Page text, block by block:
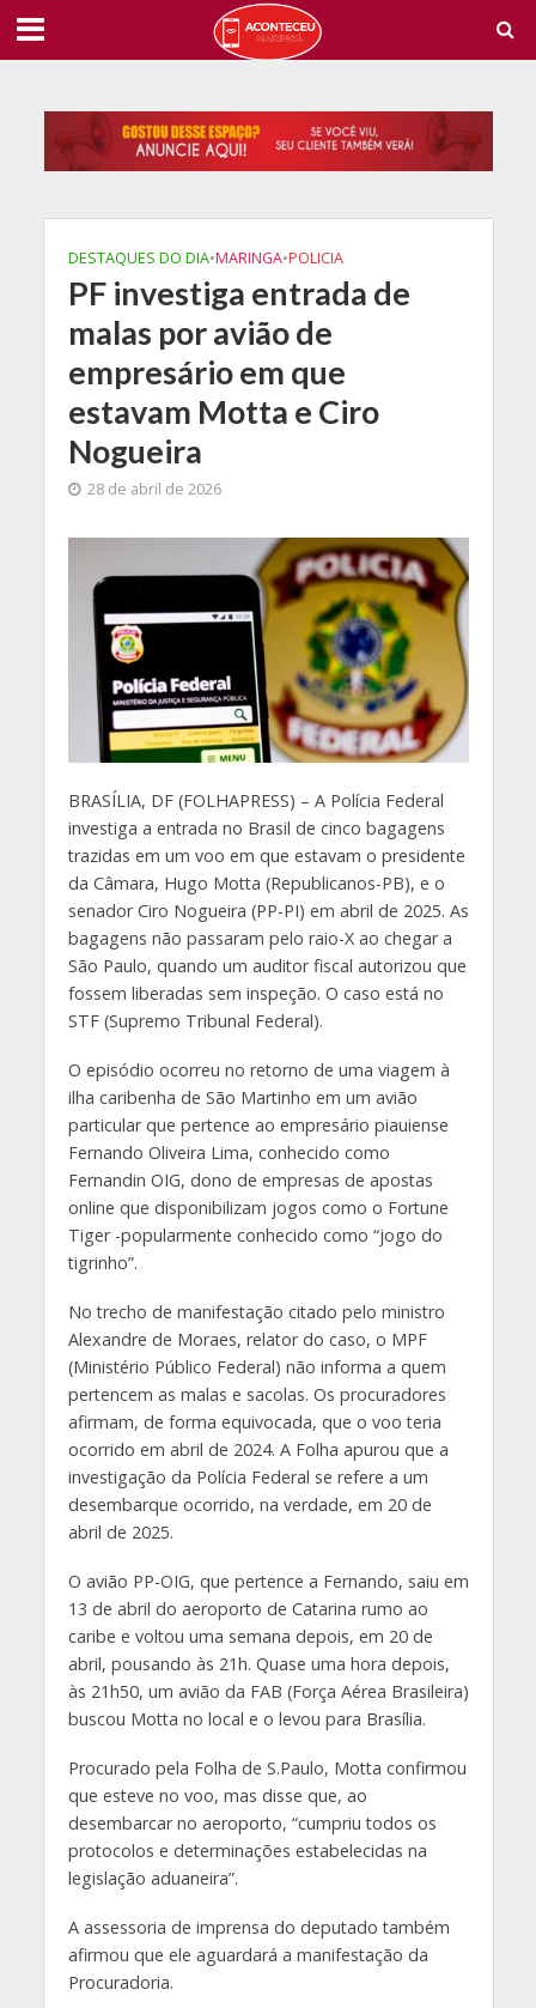
DESTAQUES DO DIA•MARINGA•POLICIA
PF investiga entrada de
malas por avião de
empresário em que
estavam Motta e Ciro
Nogueira
28 de abril de 2026
BRASÍLIA, DF (FOLHAPRESS) – A Polícia Federal
investiga a entrada no Brasil de cinco bagagens
trazidas em um voo em que estavam o presidente
da Câmara, Hugo Motta (Republicanos-PB), e o
senador Ciro Nogueira (PP-PI) em abril de 2025. As
bagagens não passaram pelo raio-X ao chegar a
São Paulo, quando um auditor fiscal autorizou que
fossem liberadas sem inspeção. O caso está no
STF (Supremo Tribunal Federal).
O episódio ocorreu no retorno de uma viagem à
ilha caribenha de São Martinho em um avião
particular que pertence ao empresário piauiense
Fernando Oliveira Lima, conhecido como
Fernandin OIG, dono de empresas de apostas
online que disponibilizam jogos como o Fortune
Tiger -popularmente conhecido como “jogo do
tigrinho”.
No trecho de manifestação citado pelo ministro
Alexandre de Moraes, relator do caso, o MPF
(Ministério Público Federal) não informa a quem
pertencem as malas e sacolas. Os procuradores
afirmam, de forma equivocada, que o voo teria
ocorrido em abril de 2024. A Folha apurou que a
investigação da Polícia Federal se refere a um
desembarque ocorrido, na verdade, em 20 de
abril de 2025.
O avião PP-OIG, que pertence a Fernando, saiu em
13 de abril do aeroporto de Catarina rumo ao
caribe e voltou uma semana depois, em 20 de
abril, pousando às 21h. Quase uma hora depois,
às 21h50, um avião da FAB (Força Aérea Brasileira)
buscou Motta no local e o levou para Brasília.
Procurado pela Folha de S.Paulo, Motta confirmou
que esteve no voo, mas disse que, ao
desembarcar no aeroporto, “cumpriu todos os
protocolos e determinações estabelecidas na
legislação aduaneira”.
A assessoria de imprensa do deputado também
afirmou que ele aguardará a manifestação da
Procuradoria.